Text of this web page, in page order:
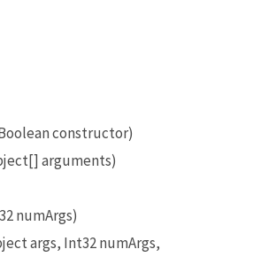
constructor)
arguments)
numArgs)
args, Int32 numArgs,